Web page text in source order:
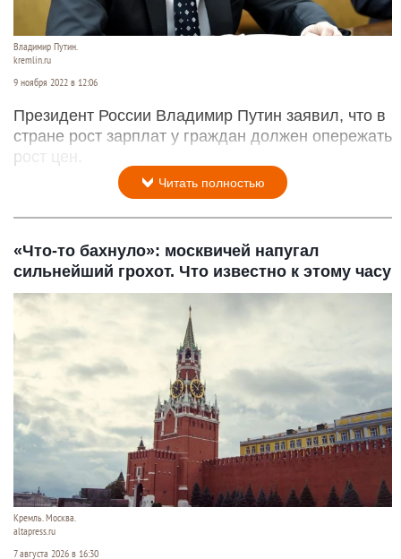
Владимир Путин.
kremlin.ru
9 ноября 2022 в 12:06
Президент России Владимир Путин заявил, что в
стране рост зарплат у граждан должен опережать
рост цен.
Читать полностью
«Что-то бахнуло»: москвичей напугал
сильнейший грохот. Что известно к этому часу
Кремль. Москва.
altapress.ru
7 августа 2026 в 16:30